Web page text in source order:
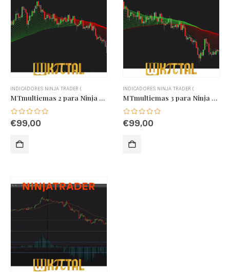
INDICADORES NINJA TRADER (
MTmultiemas 2 para Ninja Trader 8
€99,00
INDICADORES NINJA TRADER (
MTmultiemas 3 para Ninja Trader 8
€99,00